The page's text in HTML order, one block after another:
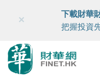
財華智庫網 FINTV
×
下載財華
把握投資